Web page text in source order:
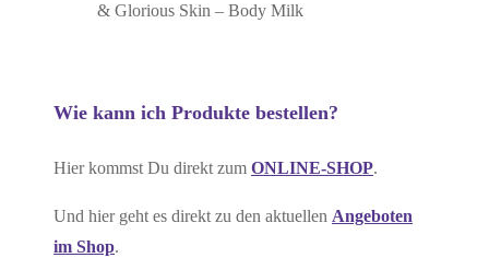
& Glorious Skin – Body Milk
Wie kann ich Produkte bestellen?
Hier kommst Du direkt zumONLINE-SHOP.
Und hier geht es direkt zu den aktuellen Angeboten
im Shop.